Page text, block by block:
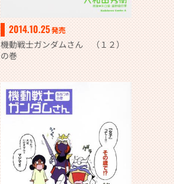
2014.10.25発売
機動戦士ガンダムさん （１２）
の巻